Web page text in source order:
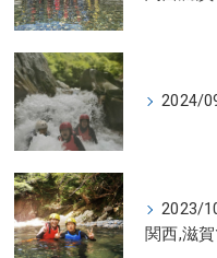
2024/
2023/